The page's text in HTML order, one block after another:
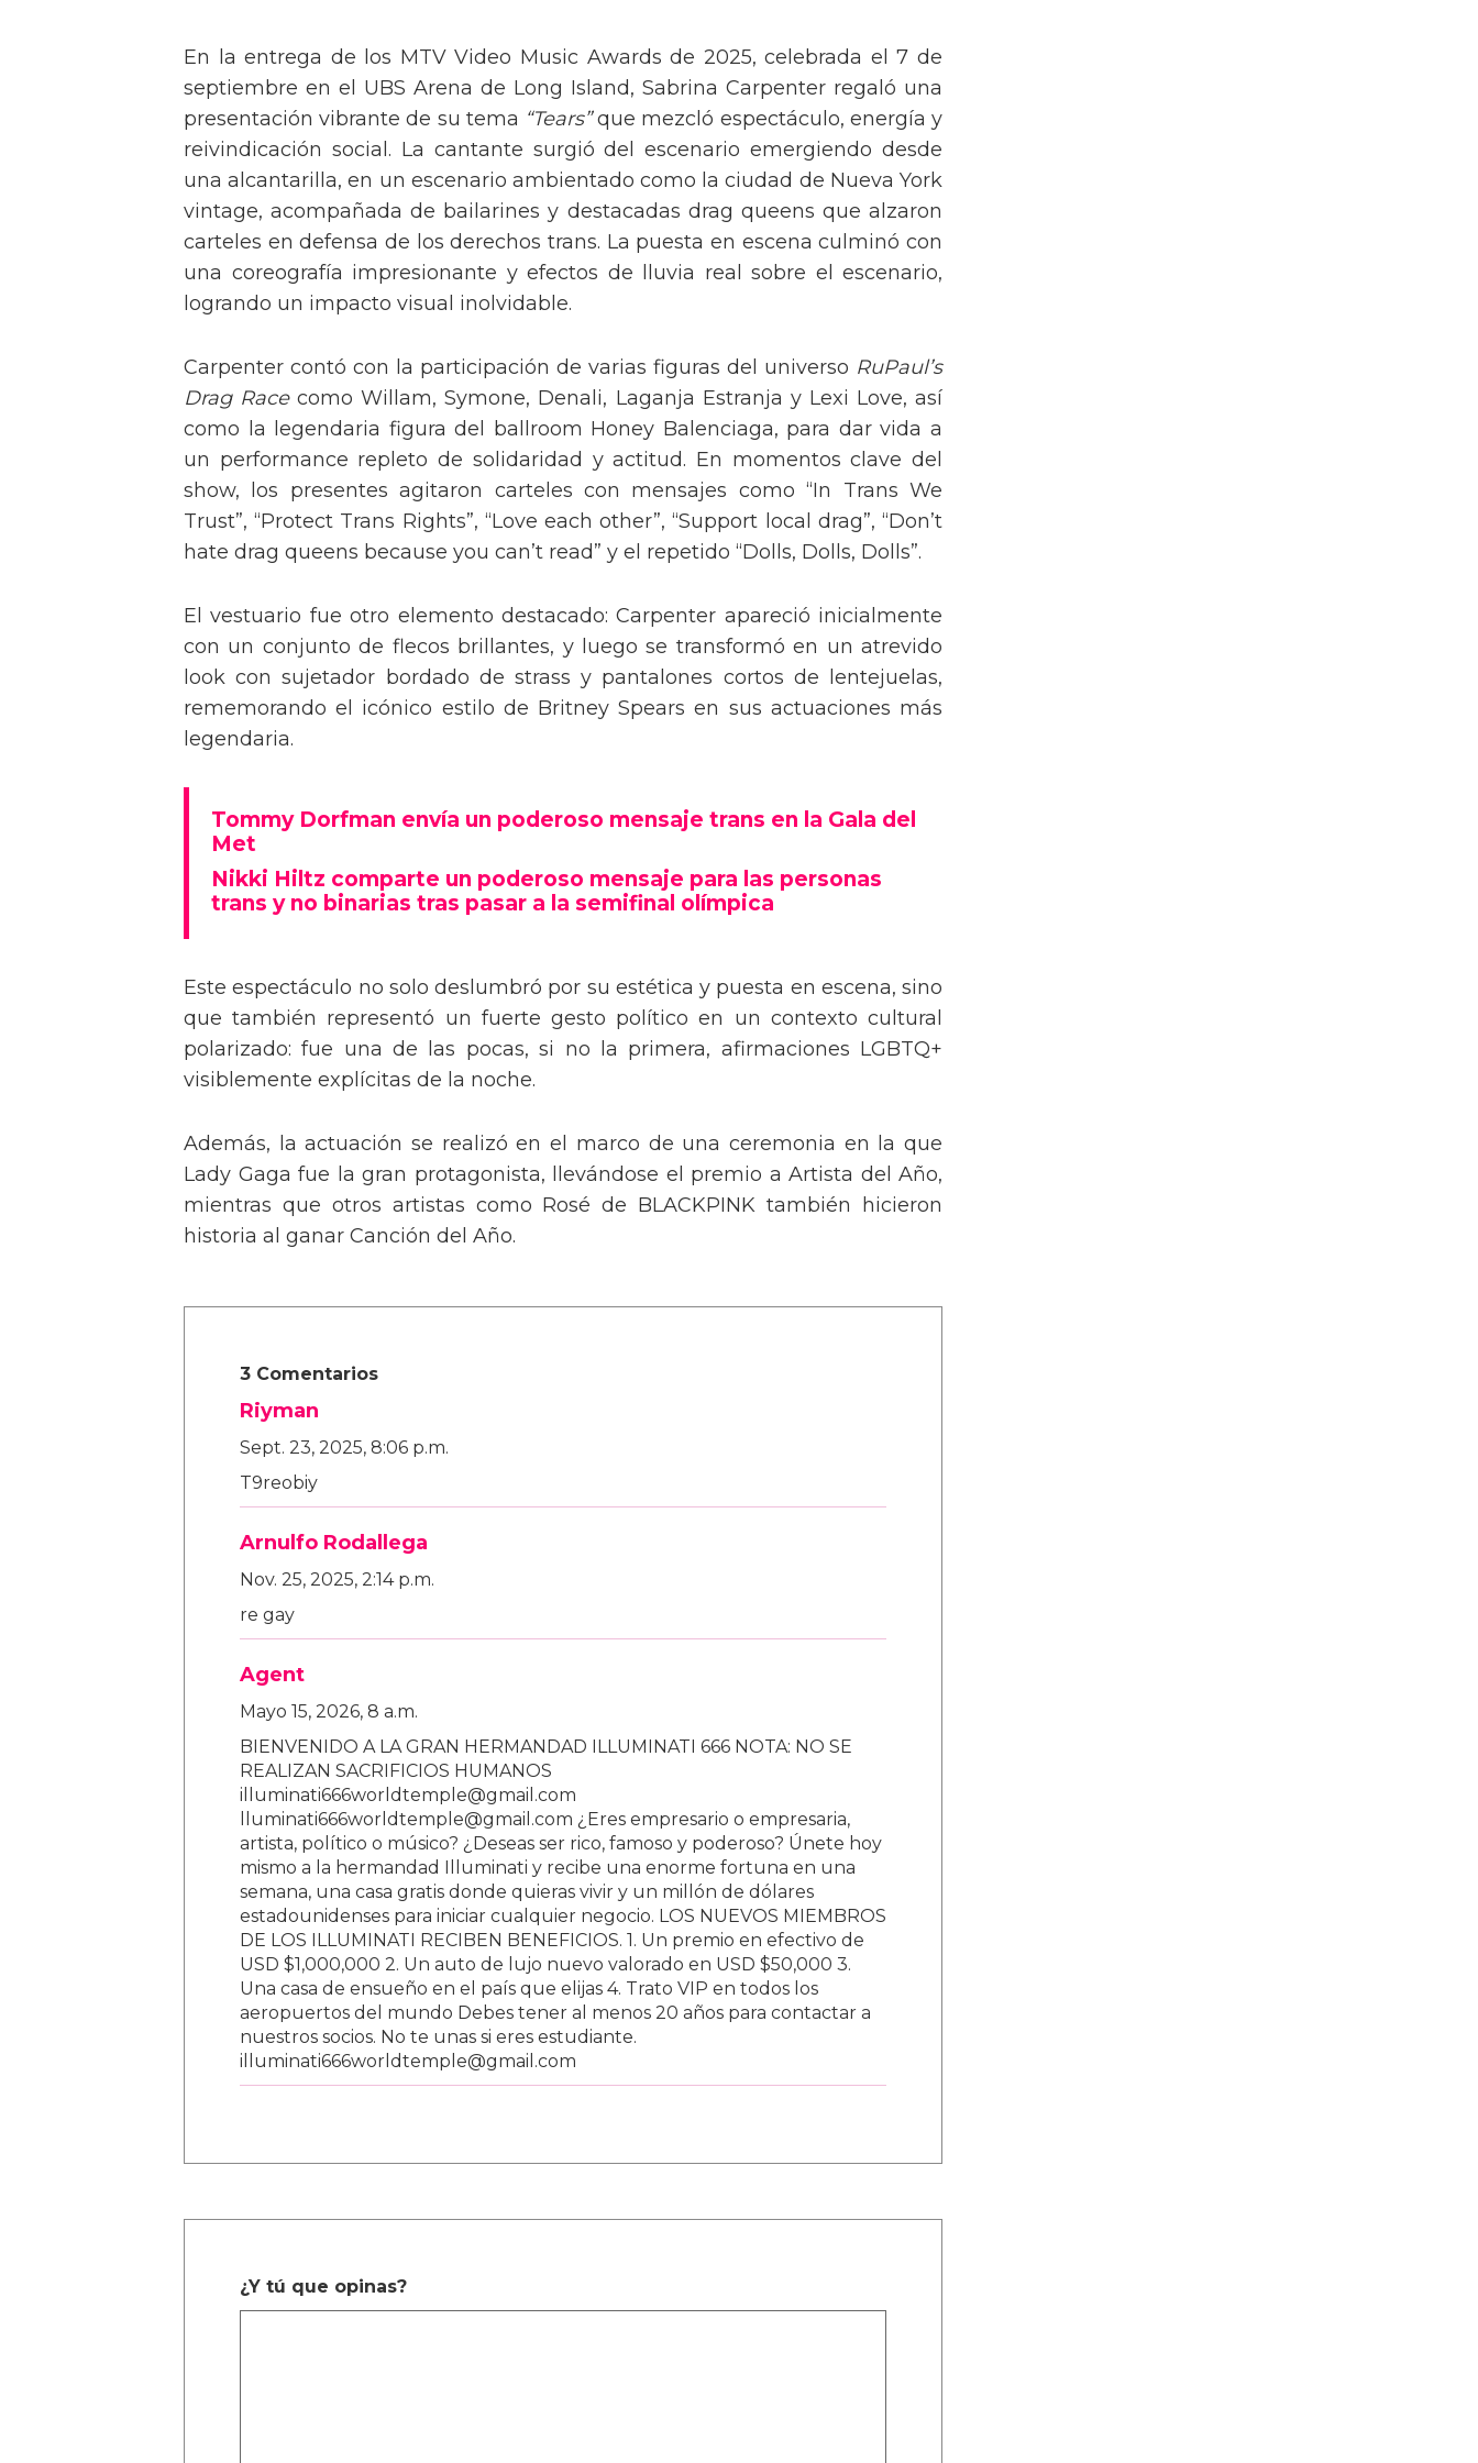
En la entrega de los MTV Video Music Awards de 2025, celebrada el 7 de
septiembre en el UBS Arena de Long Island, Sabrina Carpenter regaló una
presentación vibrante de su tema “Tears”que mezcló espectáculo, energía y
reivindicación social. La cantante surgió del escenario emergiendo desde
una alcantarilla, en un escenario ambientado como la ciudad de Nueva York
vintage, acompañada de bailarines y destacadas drag queens que alzaron
carteles en defensa de los derechos trans. La puesta en escena culminó con
una coreografía impresionante y efectos de lluvia real sobre el escenario,
logrando un impacto visual inolvidable.
Carpenter contó con la participación de varias figuras del universo RuPaul’s
Drag Racecomo Willam, Symone, Denali, Laganja Estranja y Lexi Love, así
como la legendaria figura del ballroom Honey Balenciaga, para dar vida a
un performance repleto de solidaridad y actitud. En momentos clave del
show, los presentes agitaron carteles con mensajes como “In Trans We
Trust”, “Protect Trans Rights”, “Love each other”, “Support local drag”, “Don’t
hate drag queens because you can’t read” y el repetido “Dolls, Dolls, Dolls”.
El vestuario fue otro elemento destacado: Carpenter apareció inicialmente
con un conjunto de flecos brillantes, y luego se transformó en un atrevido
look con sujetador bordado de strass y pantalones cortos de lentejuelas,
rememorando el icónico estilo de Britney Spears en sus actuaciones más
legendaria.
Tommy Dorfman envía un poderoso mensaje trans en la Gala del
Met
Nikki Hiltz comparte un poderoso mensaje para las personas
trans y no binarias tras pasar a la semifinal olímpica
Este espectáculo no solo deslumbró por su estética y puesta en escena, sino
que también representó un fuerte gesto político en un contexto cultural
polarizado: fue una de las pocas, si no la primera, afirmaciones LGBTQ+
visiblemente explícitas de la noche.
Además, la actuación se realizó en el marco de una ceremonia en la que
Lady Gaga fue la gran protagonista, llevándose el premio a Artista del Año,
mientras que otros artistas como Rosé de BLACKPINK también hicieron
historia al ganar Canción del Año.
3 Comentarios
Riyman
Sept. 23, 2025, 8:06 p.m.
T9reobiy
Arnulfo Rodallega
Nov. 25, 2025, 2:14 p.m.
re gay
Agent
Mayo 15, 2026, 8 a.m.
BIENVENIDO A LA GRAN HERMANDAD ILLUMINATI 666 NOTA: NO SE
REALIZAN SACRIFICIOS HUMANOS
illuminati666worldtemple@gmail.com
lluminati666worldtemple@gmail.com ¿Eres empresario o empresaria,
artista, político o músico? ¿Deseas ser rico, famoso y poderoso? Únete hoy
mismo a la hermandad Illuminati y recibe una enorme fortuna en una
semana, una casa gratis donde quieras vivir y un millón de dólares
estadounidenses para iniciar cualquier negocio. LOS NUEVOS MIEMBROS
DE LOS ILLUMINATI RECIBEN BENEFICIOS. 1. Un premio en efectivo de
USD $1,000,000 2. Un auto de lujo nuevo valorado en USD $50,000 3.
Una casa de ensueño en el país que elijas 4. Trato VIP en todos los
aeropuertos del mundo Debes tener al menos 20 años para contactar a
nuestros socios. No te unas si eres estudiante.
illuminati666worldtemple@gmail.com
¿Y tú que opinas?